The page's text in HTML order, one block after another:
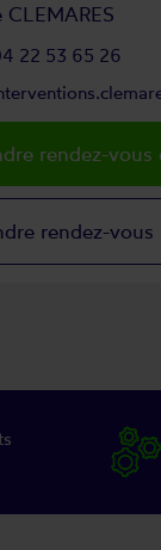
CLEMARES
22 53 65 26
rendez-vous
rendez-vous